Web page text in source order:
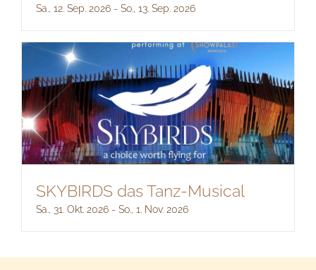
Sa., 12. Sep. 2026- So., 13. Sep. 2026
SKYBIRDS das Tanz-Musical
Sa., 31. Okt. 2026- So., 1. Nov. 2026